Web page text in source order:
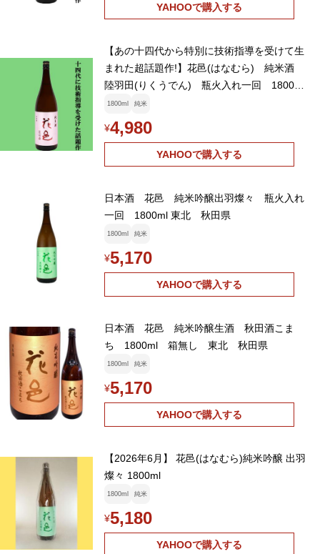
YAHOOで購入する
【あの十四代から特別に技術指導を受けて生
まれた超話題作!】花邑(はなむら) 純米酒
陸羽田(りくうでん) 瓶火入れ一回 1800ml
(クール便推奨)(k)
1800ml 純米
¥4,980
YAHOOで購入する
日本酒 花邑 純米吟醸出羽燦々 瓶火入れ
一回 1800ml 東北 秋田県
1800ml 純米
¥5,170
YAHOOで購入する
日本酒 花邑 純米吟醸生酒 秋田酒こま
ち 1800ml 箱無し 東北 秋田県
1800ml 純米
¥5,170
YAHOOで購入する
【2026年6月】 花邑(はなむら)純米吟醸 出羽
燦々 1800ml
1800ml 純米
¥5,180
YAHOOで購入する